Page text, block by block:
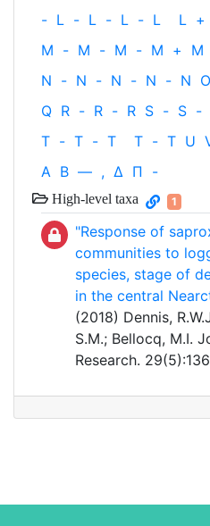
- L - L - L - L L +
M - M - M - M + M
N - N - N - N - N O
Q R - R - R S - S -
T - T - T T - T U
Α Β — , Δ Π -
High-level taxa 1
"Response of
communities to
species, stage of
in the central
(2018) Dennis,
S.M.; Bellocq, M.I.
Research.